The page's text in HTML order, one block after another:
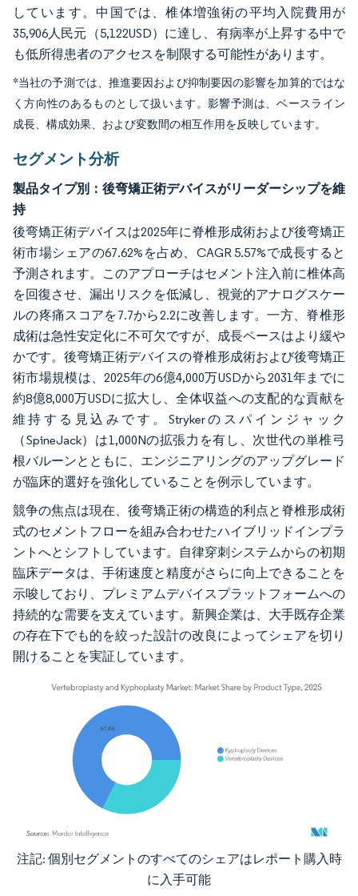
しています。中国では、椎体増強術の平均入院費用が
35,906人民元（5,122USD）に達し、有病率が上昇する中で
も低所得患者のアクセスを制限する可能性があります。
*当社の予測では、推進要因および抑制要因の影響を加算的ではな
く方向性のあるものとして扱います。影響予測は、ベースライン
成長、構成効果、および変数間の相互作用を反映しています。
セグメント分析
製品タイプ別：後弯矯正術デバイスがリーダーシップを維
持
後弯矯正術デバイスは2025年に脊椎形成術および後弯矯正
術市場シェアの67.62%を占め、CAGR 5.57%で成長すると
予測されます。このアプローチはセメント注入前に椎体高
を回復させ、漏出リスクを低減し、視覚的アナログスケー
ルの疼痛スコアを7.7から2.2に改善します。一方、脊椎形
成術は急性安定化に不可欠ですが、成長ペースはより緩や
かです。後弯矯正術デバイスの脊椎形成術および後弯矯正
術市場規模は、2025年の6億4,000万USDから2031年までに
約8億8,000万USDに拡大し、全体収益への支配的な貢献を
維持する見込みです。Strykerのスパインジャック
（SpineJack）は1,000Nの拡張力を有し、次世代の単椎弓
根バルーンとともに、エンジニアリングのアップグレード
が臨床的選好を強化していることを例示しています。
競争の焦点は現在、後弯矯正術の構造的利点と脊椎形成術
式のセメントフローを組み合わせたハイブリッドインプラ
ントへとシフトしています。自律穿刺システムからの初期
臨床データは、手術速度と精度がさらに向上できることを
示唆しており、プレミアムデバイスプラットフォームへの
持続的な需要を支えています。新興企業は、大手既存企業
の存在下でも的を絞った設計の改良によってシェアを切り
開けることを実証しています。
画像 © Mordor Intelligence。再利用にはCC BY 4.0の表示が必要です。
注記: 個別セグメントのすべてのシェアはレポート購入時
に入手可能